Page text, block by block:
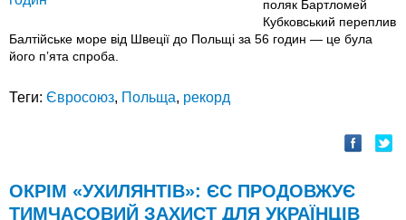
поляк Бартломей
Кубковський переплив
Балтійське море від Швеції до Польщі за 56 годин — це була
його пʼята спроба.
Теги: Євросоюз, Польща, рекорд
ОКРІМ «УХИЛЯНТІВ»: ЄС ПРОДОВЖУЄ
ТИМЧАСОВИЙ ЗАХИСТ ДЛЯ УКРАЇНЦІВ